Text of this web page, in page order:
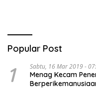
Popular Post
1 Sabtu, 16 Mar 2019 -
Menag Kecam